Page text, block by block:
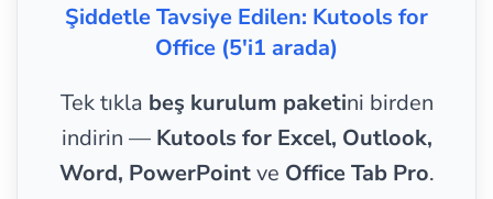
Şiddetle Tavsiye Edilen: Kutools for
Office (5'i1 arada)
Tek tıkla beş kurulum paketini birden
indirin — Kutools for Excel, Outlook,
Word, PowerPointve Office Tab Pro.